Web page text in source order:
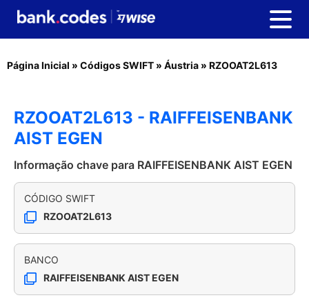
Página Inicial » Códigos SWIFT » Áustria » RZOOAT2L613
RZOOAT2L613 - RAIFFEISENBANK
AIST EGEN
Informação chave para RAIFFEISENBANK AIST EGEN
CÓDIGO SWIFT
RZOOAT2L613
BANCO
RAIFFEISENBANK AIST EGEN